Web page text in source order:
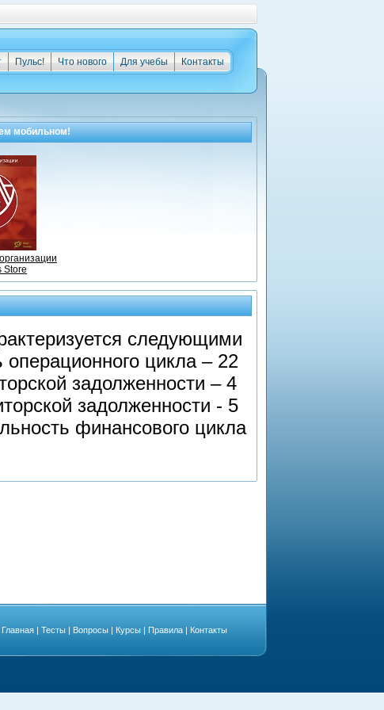
Контакты
Для учебы
Что нового
Пульс!
мобильном!
Store
следующими
цикла – 22
задолженности – 4
задолженности - 5
финансового цикла
Главная | Тесты | Вопросы | Курсы | Правила | Контакты